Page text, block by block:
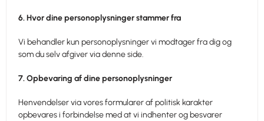
6. Hvor dine personoplysninger stammer fra
Vi behandler kun personoplysninger vi modtager fra dig og
som du selv afgiver via denne side.
7. Opbevaring af dine personoplysninger
Henvendelser via vores formularer af politisk karakter
opbevares i forbindelse med at vi indhenter og besvarer